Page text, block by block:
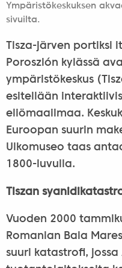
Ympäristökeskuksen
sivuilta.
Tisza-järven portiksi
Poroszlón kylässä
ympäristökeskus
esitellään
eliömaailmaa.
Euroopan suurin
Ulkomuseo taas
1800-luvulla.
Tiszan
Vuoden 2000
Romanian Baia
suuri katastrofi, jossa